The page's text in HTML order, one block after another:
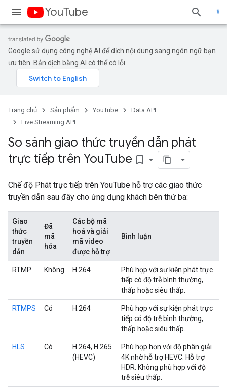
YouTube
Google sử dụng công nghệ AI để dịch nội dung sang ngôn ngữ bạn
ưu tiên. Bản dịch bằng AI có thể có lỗi.
Trang chủ Sản phẩm YouTube
Data API
Live Streaming API
So sánh giao thức truyền dẫn phát
trực tiếp trên YouTube bookmark_border
Chế độ Phát trực tiếp trên YouTube hỗ trợ các giao thức
truyền dẫn sau đây cho ứng dụng khách bên thứ ba:
Giao
thức
truyền
dẫn
Đã
mã
hóa
Các bộ mã
hoá và giải
mã video
được hỗ trợ
Bình luận
RTMP Không H.264
Phù hợp với sự kiện phát trực
tiếp có độ trễ bình thường,
thấp hoặc siêu thấp.
RTMPS Có H.264
Phù hợp với sự kiện phát trực
tiếp có độ trễ bình thường,
thấp hoặc siêu thấp.
HLS Có
H.264, H.265
(HEVC)
Phù hợp hơn với độ phân giải
4K nhờ hỗ trợ HEVC. Hỗ trợ
HDR. Không phù hợp với độ
trễ siêu thấp.